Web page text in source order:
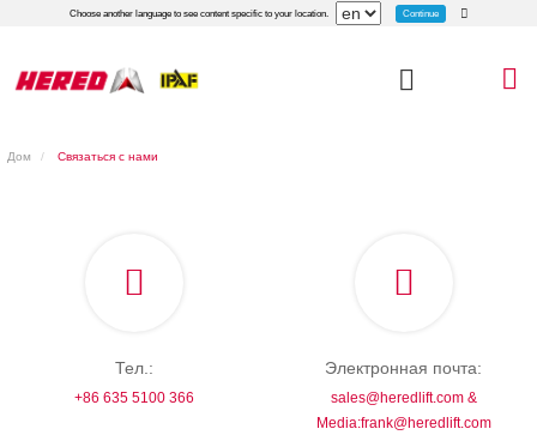
Choose another language to see content specific to your location. Continue
Дом Связаться с нами
Тел.:
+86 635 5100 366
Электронная почта:
sales@heredlift.com &
Media:frank@heredlift.com